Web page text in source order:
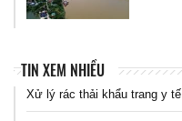
TIN XEM NHIỀU
Xử lý rác thải khẩu trang y tế